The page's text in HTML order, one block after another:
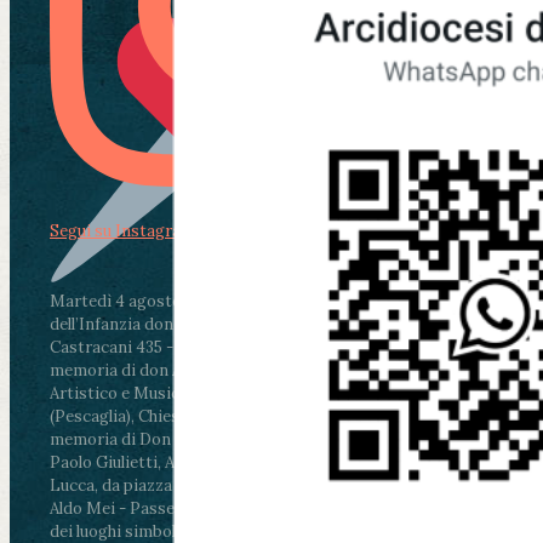
Martedì 4 agosto2026
ore 11:30 - Lucca, Scuola
dell’Infanzia don Aldo Mei - Viale Castruccio
Castracani 435 - Inaugurazione murales in
memoria di don Aldo Mei curato dal Liceo
Artistico e Musicale “Passaglia”
ore 18 - Fiano
(Pescaglia), Chiesa parrocchiale - Messa in
memoria di Don Aldo Mei celebrata da mons.
Paolo Giulietti, Arcivescovo di Lucca
ore 20.30 -
Lucca, da piazza San Michele al Cippo di don
Aldo Mei - Passeggiata della Memoria in alcuni
dei luoghi simbolo della città. Ritrovo alle ore
Segui su Instagram